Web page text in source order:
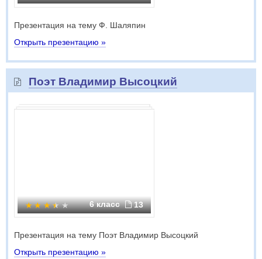
Презентация на тему Ф. Шаляпин
Открыть презентацию »
Поэт Владимир Высоцкий
6 класс 13
Презентация на тему Поэт Владимир Высоцкий
Открыть презентацию »